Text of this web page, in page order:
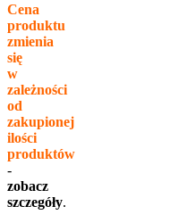
Cena
produktu
zmienia
się
w
zależności
od
zakupionej
ilości
produktów
-
zobacz
szczegóły.